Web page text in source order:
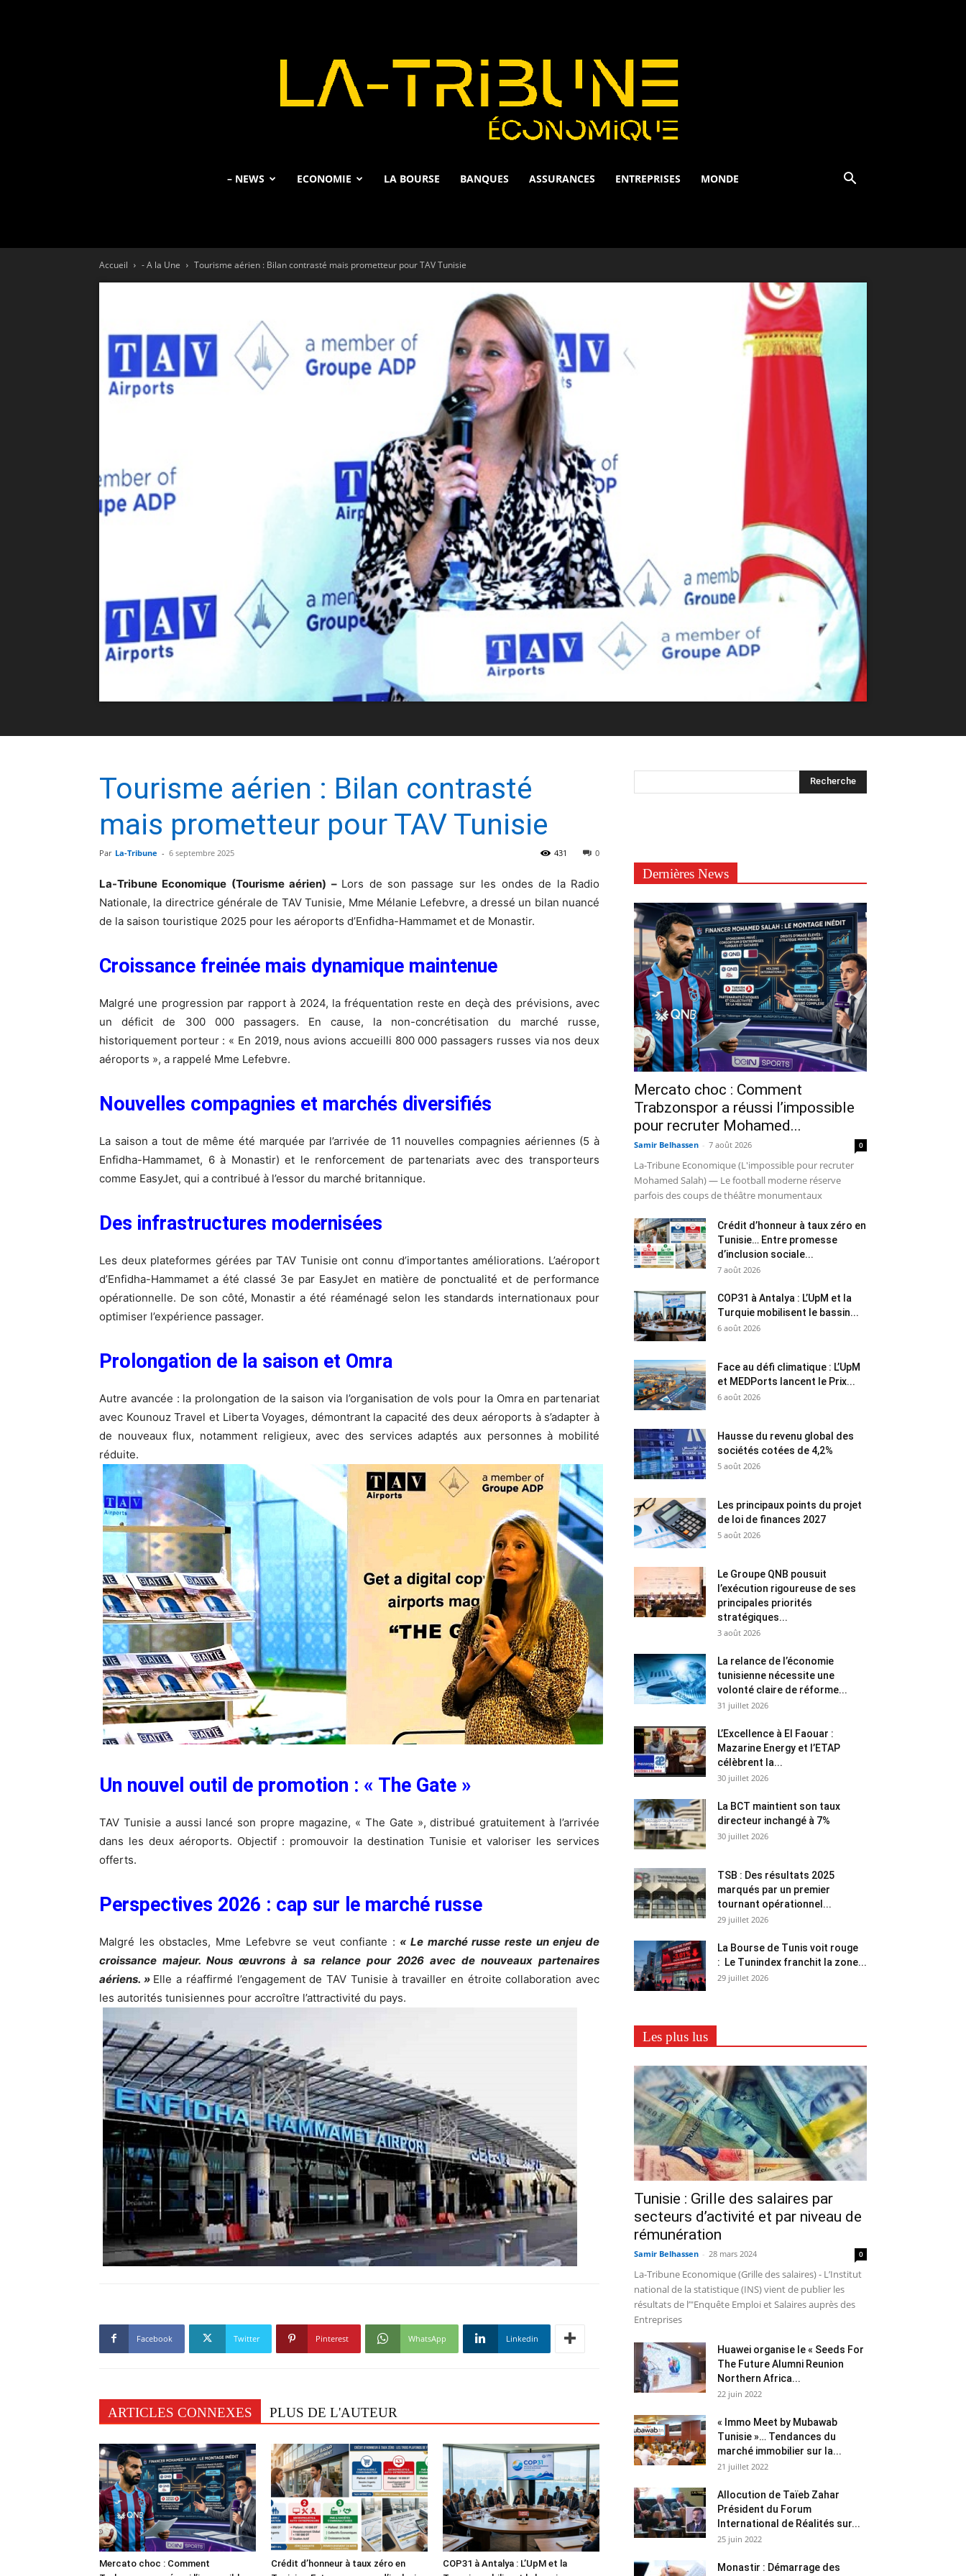
Tribune
Economique
– NEWS ECONOMIE LA BOURSE BANQUES ASSURANCES ENTREPRISES MONDE
Accueil - A la Une Tourisme aérien : Bilan contrasté mais prometteur pour TAV Tunisie
Tourisme aérien : Bilan contrasté
mais prometteur pour TAV Tunisie
Par La-Tribune - 6 septembre 2025 0
431
La-Tribune Economique (Tourisme aérien) – Lors de son passage sur les ondes de la Radio
Nationale, la directrice générale de TAV Tunisie, Mme Mélanie Lefebvre, a dressé un bilan nuancé
de la saison touristique 2025 pour les aéroports d’Enfidha-Hammamet et de Monastir.
Croissance freinée mais dynamique maintenue
Malgré une progression par rapport à 2024, la fréquentation reste en deçà des prévisions, avec
un déficit de 300 000 passagers. En cause, la non-concrétisation du marché russe,
historiquement porteur : « En 2019, nous avions accueilli 800 000 passagers russes via nos deux
aéroports », a rappelé Mme Lefebvre.
Nouvelles compagnies et marchés diversifiés
La saison a tout de même été marquée par l’arrivée de 11 nouvelles compagnies aériennes (5 à
Enfidha-Hammamet, 6 à Monastir) et le renforcement de partenariats avec des transporteurs
comme EasyJet, qui a contribué à l’essor du marché britannique.
Des infrastructures modernisées
Les deux plateformes gérées par TAV Tunisie ont connu d’importantes améliorations. L’aéroport
d’Enfidha-Hammamet a été classé 3e par EasyJet en matière de ponctualité et de performance
opérationnelle. De son côté, Monastir a été réaménagé selon les standards internationaux pour
optimiser l’expérience passager.
Prolongation de la saison et Omra
Autre avancée : la prolongation de la saison via l’organisation de vols pour la Omra en partenariat
avec Kounouz Travel et Liberta Voyages, démontrant la capacité des deux aéroports à s’adapter à
de nouveaux flux, notamment religieux, avec des services adaptés aux personnes à mobilité
réduite.
Un nouvel outil de promotion : « The Gate »
TAV Tunisie a aussi lancé son propre magazine, « The Gate », distribué gratuitement à l’arrivée
dans les deux aéroports. Objectif : promouvoir la destination Tunisie et valoriser les services
offerts.
Perspectives 2026 : cap sur le marché russe
Malgré les obstacles, Mme Lefebvre se veut confiante : « Le marché russe reste un enjeu de
croissance majeur. Nous œuvrons à sa relance pour 2026 avec de nouveaux partenaires
aériens. » Elle a réaffirmé l’engagement de TAV Tunisie à travailler en étroite collaboration avec
les autorités tunisiennes pour accroître l’attractivité du pays.
Facebook Twitter Pinterest WhatsApp Linkedin
ARTICLES CONNEXES PLUS DE L'AUTEUR
Mercato choc : Comment
Crédit d’honneur à taux zéro en
COP31 à Antalya : L’UpM et la
Dernières News
Mercato choc : Comment
Trabzonspor a réussi l’impossible
pour recruter Mohamed...
Samir Belhassen - 7 août 2026 0
La-Tribune Economique (L'impossible pour recruter
Mohamed Salah) — Le football moderne réserve
parfois des coups de théâtre monumentaux
Crédit d’honneur à taux zéro en
Tunisie… Entre promesse
d’inclusion sociale...
7 août 2026
COP31 à Antalya : L’UpM et la
Turquie mobilisent le bassin...
6 août 2026
Face au défi climatique : L’UpM
et MEDPorts lancent le Prix...
6 août 2026
Hausse du revenu global des
sociétés cotées de 4,2%
5 août 2026
Les principaux points du projet
de loi de finances 2027
5 août 2026
Le Groupe QNB pousuit
l’exécution rigoureuse de ses
principales priorités
stratégiques...
3 août 2026
La relance de l’économie
tunisienne nécessite une
volonté claire de réforme...
31 juillet 2026
L’Excellence à El Faouar :
Mazarine Energy et l’ETAP
célèbrent la...
30 juillet 2026
La BCT maintient son taux
directeur inchangé à 7%
30 juillet 2026
TSB : Des résultats 2025
marqués par un premier
tournant opérationnel...
29 juillet 2026
La Bourse de Tunis voit rouge
: Le Tunindex franchit la zone...
29 juillet 2026
Les plus lus
Tunisie : Grille des salaires par
secteurs d’activité et par niveau de
rémunération
Samir Belhassen - 28 mars 2024 0
La-Tribune Economique (Grille des salaires) - L’Institut
national de la statistique (INS) vient de publier les
résultats de l’"Enquête Emploi et Salaires auprès des
Entreprises
Huawei organise le « Seeds For
The Future Alumni Reunion
Northern Africa...
22 juin 2022
« Immo Meet by Mubawab
Tunisie »… Tendances du
marché immobilier sur la...
21 juillet 2022
Allocution de Taïeb Zahar
Président du Forum
International de Réalités sur...
25 juin 2022
Monastir : Démarrage des